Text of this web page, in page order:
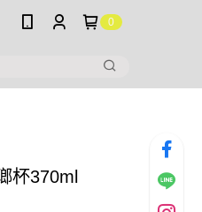
0
杯370ml